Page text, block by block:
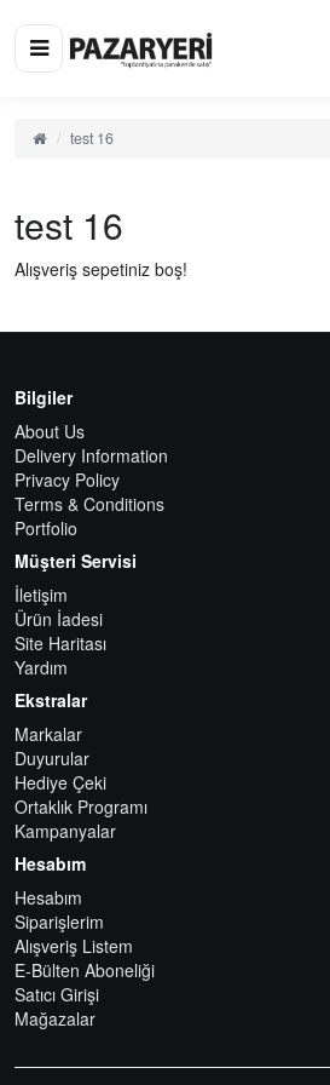
test 16
test 16
Alışveriş sepetiniz boş!
Bilgiler
About Us
Delivery Information
Privacy Policy
Terms & Conditions
Portfolio
Müşteri Servisi
İletişim
Ürün İadesi
Site Haritası
Yardım
Ekstralar
Markalar
Duyurular
Hediye Çeki
Ortaklık Programı
Kampanyalar
Hesabım
Hesabım
Siparişlerim
Alışveriş Listem
E-Bülten Aboneliği
Satıcı Girişi
Mağazalar